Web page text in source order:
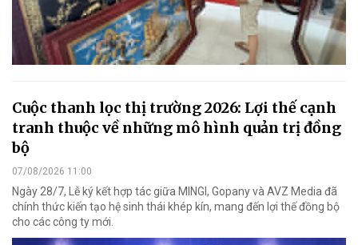
Cuộc thanh lọc thị trường 2026: Lợi thế cạnh
tranh thuộc về những mô hình quản trị đồng
bộ
07/08/2026 11:00
Ngày 28/7, Lễ ký kết hợp tác giữa MINGI, Gopany và AVZ Media đã
chính thức kiến tạo hệ sinh thái khép kín, mang đến lợi thế đồng bộ
cho các công ty mới.